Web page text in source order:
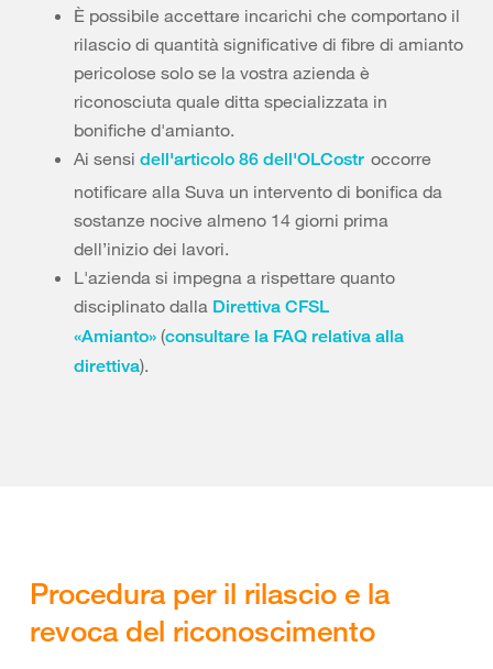
È possibile accettare incarichi che comportano il
rilascio di quantità significative di fibre di amianto
pericolose solo se la vostra azienda è
riconosciuta quale ditta specializzata in
bonifiche d'amianto.
Ai sensi dell'articolo 86 dell'OLCostr occorre
notificare alla Suva un intervento di bonifica da
sostanze nocive almeno 14 giorni prima
dell’inizio dei lavori.
L'azienda si impegna a rispettare quanto
disciplinato dalla Direttiva CFSL
«Amianto» (consultare la FAQ relativa alla
direttiva).
Procedura per il rilascio e la
revoca del riconoscimento